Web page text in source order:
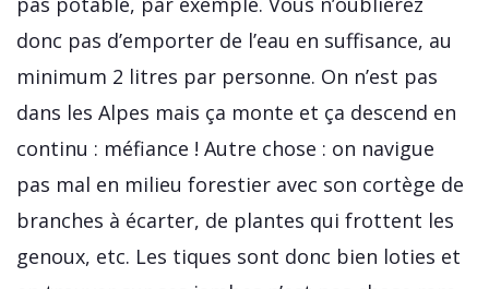
donc pas d’emporter de l’eau en suffisance, au
minimum 2 litres par personne. On n’est pas
dans les Alpes mais ça monte et ça descend en
continu : méfiance ! Autre chose : on navigue
pas mal en milieu forestier avec son cortège de
branches à écarter, de plantes qui frottent les
genoux, etc. Les tiques sont donc bien loties et